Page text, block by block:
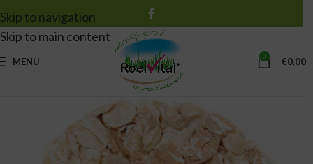
Skip to navigation
Skip to main content
MENU 0 €0,00